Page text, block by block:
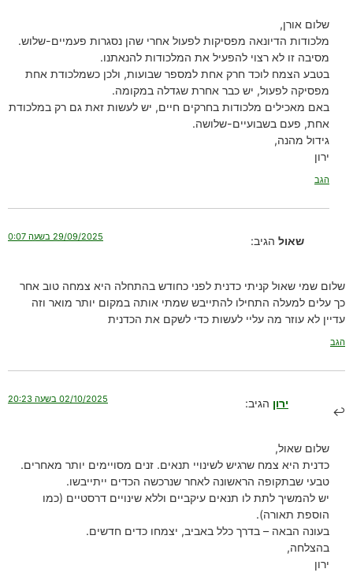
שלום אורן,
מלכודות הדיונאה מפסיקות לפעול אחרי שהן נסגרות פעמיים-שלוש.
מסיבה זו לא רצוי להפעיל את המלכודות להנאתנו.
בטבע הצמח לוכד חרק אחת למספר שבועות, ולכן כשמלכודת אחת
מפסיקה לפעול, יש כבר אחרת שגדלה במקומה.
באם מאכילים מלכודות בחרקים חיים, יש לעשות זאת גם רק במלכודת
אחת, פעם בשבועיים-שלושה.
גידול מהנה,
ירון
הגב
שאול הגיב: 29/09/2025 בשעה 0:07
שלום שמי שאול קניתי כדנית לפני כחודש בהתחלה היא צמחה טוב אחר
כך עלים למעלה התחילו להתייבש שמתי אותה במקום יותר מואר וזה
עדיין לא עוזר מה עליי לעשות כדי לשקם את הכדנית
הגב
ירון הגיב: 02/10/2025 בשעה 20:23
שלום שאול,
כדנית היא צמח שרגיש לשינויי תנאים. זנים מסויימים יותר מאחרים.
טבעי שבתקופה הראשונה לאחר שנרכשה הכדים ייתייבשו.
יש להמשיך לתת לו תנאים עיקביים וללא שינויים דרסטיים (כמו
הוספת תאורה).
בעונה הבאה – בדרך כלל באביב, יצמחו כדים חדשים.
בהצלחה,
ירון